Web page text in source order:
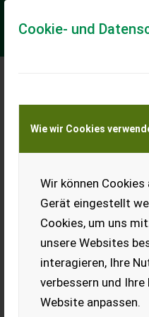
Cookie- und
Wie wir Cookies
Wir können
Gerät eingestellt
Cookies, um uns
unsere Websites
interagieren, Ihre
verbessern und Ihre
Website anpassen.
Meine
Transport von
KEINE
Ladeort